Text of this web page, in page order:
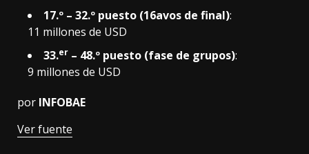
17.º – 32.º puesto (16avos de final):
11 millones de USD
33.er – 48.º puesto (fase de grupos):
9 millones de USD
por INFOBAE
Ver fuente